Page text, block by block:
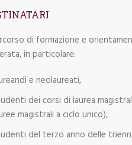
di formazione e
in particolare:
e neolaureati,
dei corsi di laurea
magistrali a ciclo unico),
del terzo anno delle